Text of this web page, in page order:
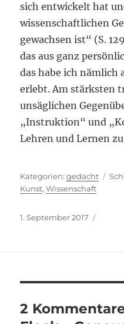
sich entwickelt hat
wissenschaftlichen
gewachsen ist“ (S.
das aus ganz
das habe ich nämlich
erlebt. Am stärksten
unsäglichen
„Instruktion“ und
Lehren und Lernen
Kategorien
gedacht
Kunst,Wissenschaft
Veröffentlicht
1. September 2017
2